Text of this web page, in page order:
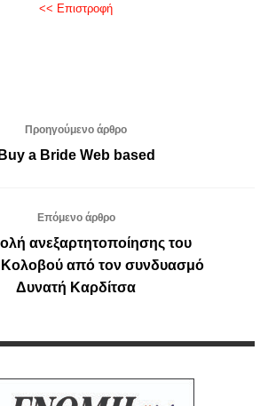
<< Επιστροφή
Προηγούμενο άρθρο
Buy a Bride Web based
Επόμενο άρθρο
ανεξαρτητοποίησης του
Κολοβού από τον συνδυασμό
Δυνατή Καρδίτσα